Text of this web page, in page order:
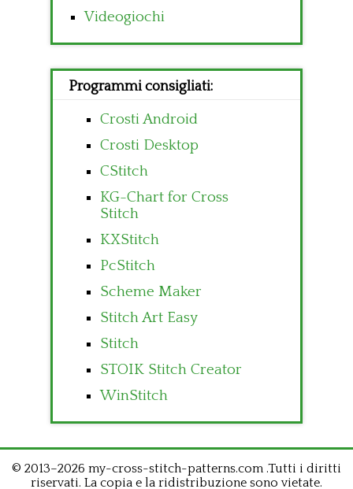
Videogiochi
Programmi consigliati:
Crosti Android
Crosti Desktop
CStitch
KG-Chart for Cross
Stitch
KXStitch
PcStitch
Scheme Maker
Stitch Art Easy
Stitch
STOIK Stitch Creator
WinStitch
© 2013–2026 my-cross-stitch-patterns.com .Tutti i diritti
riservati. La copia e la ridistribuzione sono vietate.